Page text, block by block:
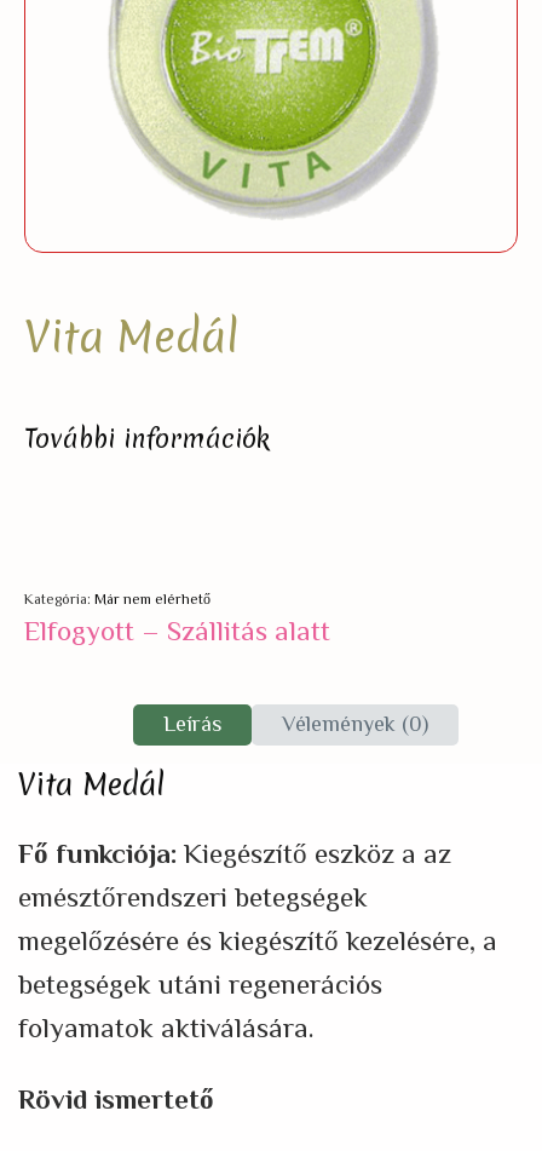
Vita Medál
További információk
Kategória: Már nem elérhető
Elfogyott – Szállitás alatt
Leírás Vélemények (0)
Vita Medál
Fő funkciója:Kiegészítő eszköz a az
emésztőrendszeri betegségek
megelőzésére és kiegészítő kezelésére, a
betegségek utáni regenerációs
folyamatok aktiválására.
Rövid ismertető